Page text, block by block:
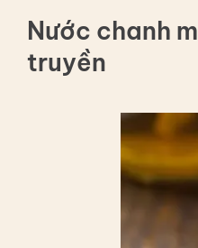
Nước chanh
truyền